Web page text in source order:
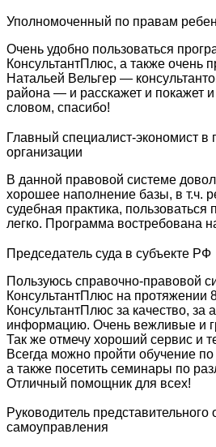
Уполномоченный по правам
Очень удобно пользоваться
КонсультантПлюс, а также очень
Натальей Вельгер —
района — и расскажет и покажет
словом, спасибо!
Главный специалист-экономист в
организации
В данной правовой системе
хорошее наполнение базы, в т.ч.
судебная практика, пользоваться
легко. Программа востребована
Председатель суда в субъекте РФ
Пользуюсь справочно-правовой
КонсультантПлюс на протяжении
КонсультантПлюс за качество, за
информацию. Очень вежливые и
Так же отмечу хороший сервис и
Всегда можно пройти обучение
а также посетить семинары по
Отличный помощник для всех!
Руководитель представительного
самоуправления